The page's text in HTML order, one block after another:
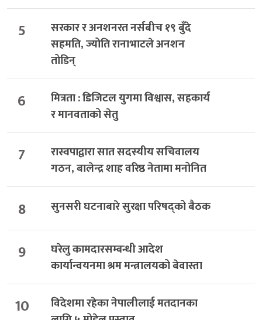
5
सरकार र अनशनरत नर्सबीच १९ बुँदे
सहमति, ज्योति रानाभाटले अनशन
तोडिन्
6
मित्रता : डिजिटल युगमा विश्वास, सहकार्य
र मानवताको सेतु
7
रास्वपाद्वारा सात सदस्यीय सचिवालय
गठन, बालेन्द्र शाह वरिष्ठ नेतामा मनोनित
8 सुनसरी घटनाबारे सुरक्षा परिषद्को बैठक
9
घरेलु कामदारसम्बन्धी आदेश
कार्यान्वयनमा श्रम मन्त्रालयको बेवास्ता
10
विदेशमा रहेका नेपालीलाई मतदानका